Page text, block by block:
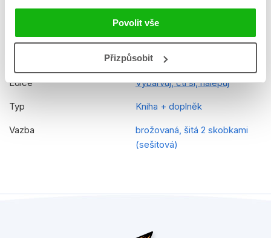
Povolit vše
Přizpůsobit
Původní jazyk angličtina
EAN 9788025237908
5
Edice Vybarvuj, čti si, nalepuj
Typ Kniha + doplněk
Vazba
brožovaná, šitá 2 skobkami
(sešitová)